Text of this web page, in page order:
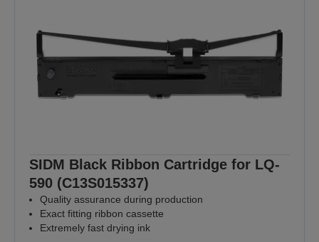
SIDM Black Ribbon Cartridge for LQ-
590 (C13S015337)
Quality assurance during production
Exact fitting ribbon cassette
Extremely fast drying ink